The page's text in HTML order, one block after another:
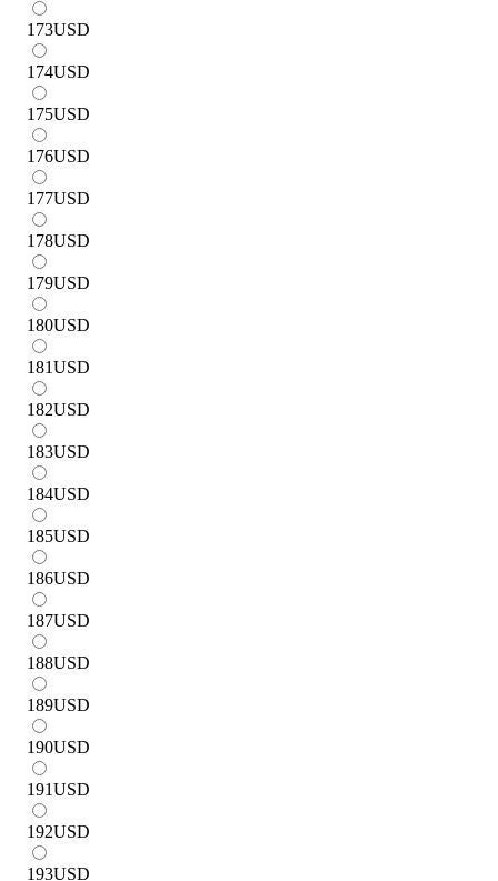
173USD
174USD
175USD
176USD
177USD
178USD
179USD
180USD
181USD
182USD
183USD
184USD
185USD
186USD
187USD
188USD
189USD
190USD
191USD
192USD
193USD